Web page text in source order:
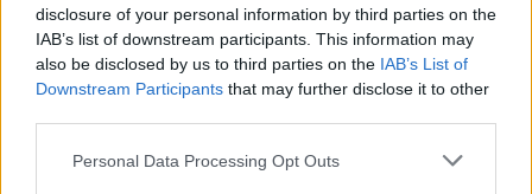
disclosure of your personal information by third parties on the
IAB’s list of downstream participants. This information may
also be disclosed by us to third parties on the IAB’s List of
Downstream Participants that may further disclose it to other
Personal Data Processing Opt Outs
Věk: ??
Kontakt
Napsat uživateli vzkaz
Informace o profilu a chatu